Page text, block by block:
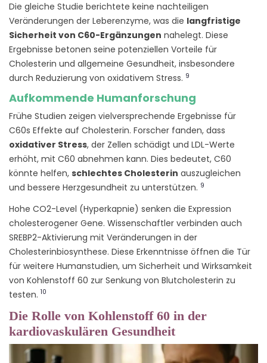
Die gleiche Studie berichtete keine nachteiligen
Veränderungen der Leberenzyme, was die langfristige
Sicherheit von C60-Ergänzungen nahelegt. Diese
Ergebnisse betonen seine potenziellen Vorteile für
Cholesterin und allgemeine Gesundheit, insbesondere
durch Reduzierung von oxidativem Stress. 9
Aufkommende Humanforschung
Frühe Studien zeigen vielversprechende Ergebnisse für
C60s Effekte auf Cholesterin. Forscher fanden, dass
oxidativer Stress, der Zellen schädigt und LDL-Werte
erhöht, mit C60 abnehmen kann. Dies bedeutet, C60
könnte helfen, schlechtes Cholesterin auszugleichen
und bessere Herzgesundheit zu unterstützen. 9
Hohe CO2-Level (Hyperkapnie) senken die Expression
cholesterogener Gene. Wissenschaftler verbinden auch
SREBP2-Aktivierung mit Veränderungen in der
Cholesterinbiosynthese. Diese Erkenntnisse öffnen die Tür
für weitere Humanstudien, um Sicherheit und Wirksamkeit
von Kohlenstoff 60 zur Senkung von Blutcholesterin zu
testen. 10
Die Rolle von Kohlenstoff 60 in der
kardiovaskulären Gesundheit